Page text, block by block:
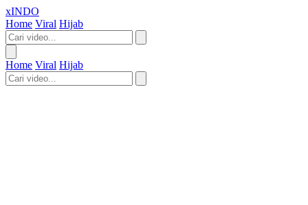
xINDO
Home Viral Hijab
Home Viral Hijab